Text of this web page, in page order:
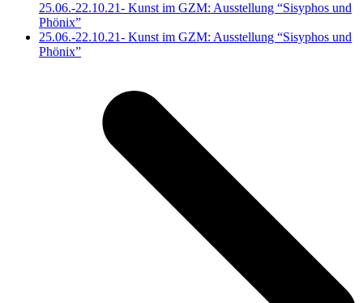
25.06.-22.10.21- Kunst im GZM: Ausstellung “Sisyphos und
Phönix”
Nächster
Beitrag:
25.06.-22.10.21- Kunst im GZM: Ausstellung “Sisyphos und
Phönix”